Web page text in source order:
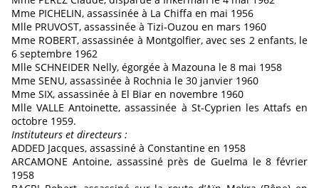
Mme PICHELIN, assassinée à La Chiffa en mai 1956
Mlle PRUVOST, assassinée à Tizi-Ouzou en mars 1960
Mme ROBERT, assassinée à Montgolfier, avec ses 2 enfants, le
6 septembre 1962
Mlle SCHNEIDER Nelly, égorgée à Mazouna le 8 mai 1958
Mme SENU, assassinée à Rochnia le 30 janvier 1960
Mme SIX, assassinée à El Biar en novembre 1960
Mlle VALLE Antoinette, assassinée à St-Cyprien les Attafs en
octobre 1959.
Instituteurs et directeurs :
ADDED Jacques, assassiné à Constantine en 1958
ARCAMONE Antoine, assassiné près de Guelma le 8 février
1958